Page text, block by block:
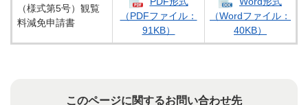
（様式第5号）観覧
料減免申請書
（PDFファイル：
91KB）
（Wordファイル：
40KB）
このページに関するお問い合わせ先